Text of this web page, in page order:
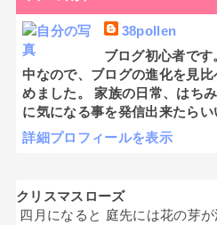
38pollen
ブログ初心者で
中なので、ブログの進化を見
めました。 家族の日常、はち
に気になる事を発信出来たらい
詳細プロフィールを表示
クリスマスローズ
四月になると 庭先には花の芽